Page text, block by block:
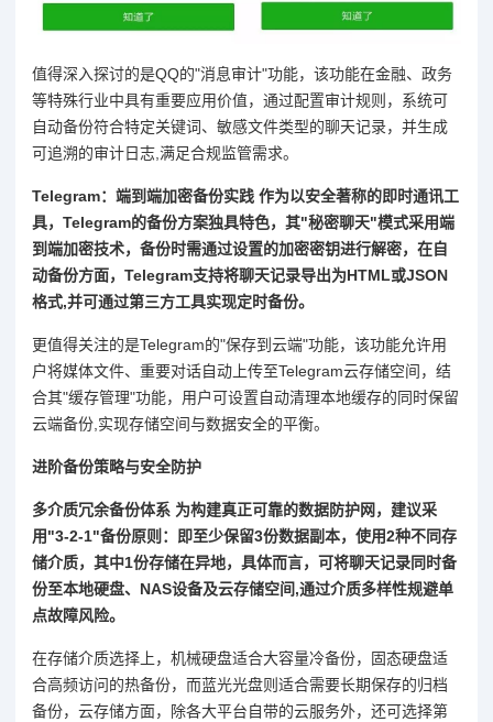
值得深入探讨的是QQ的"消息审计"功能，该功能在金融、政务
等特殊行业中具有重要应用价值，通过配置审计规则，系统可
自动备份符合特定关键词、敏感文件类型的聊天记录，并生成
可追溯的审计日志,满足合规监管需求。
Telegram：端到端加密备份实践 作为以安全著称的即时通讯工
具，Telegram的备份方案独具特色，其"秘密聊天"模式采用端
到端加密技术，备份时需通过设置的加密密钥进行解密，在自
动备份方面，Telegram支持将聊天记录导出为HTML或JSON
格式,并可通过第三方工具实现定时备份。
更值得关注的是Telegram的"保存到云端"功能，该功能允许用
户将媒体文件、重要对话自动上传至Telegram云存储空间，结
合其"缓存管理"功能，用户可设置自动清理本地缓存的同时保留
云端备份,实现存储空间与数据安全的平衡。
进阶备份策略与安全防护
多介质冗余备份体系 为构建真正可靠的数据防护网，建议采
用"3-2-1"备份原则：即至少保留3份数据副本，使用2种不同存
储介质，其中1份存储在异地，具体而言，可将聊天记录同时备
份至本地硬盘、NAS设备及云存储空间,通过介质多样性规避单
点故障风险。
在存储介质选择上，机械硬盘适合大容量冷备份，固态硬盘适
合高频访问的热备份，而蓝光光盘则适合需要长期保存的归档
备份，云存储方面，除各大平台自带的云服务外，还可选择第